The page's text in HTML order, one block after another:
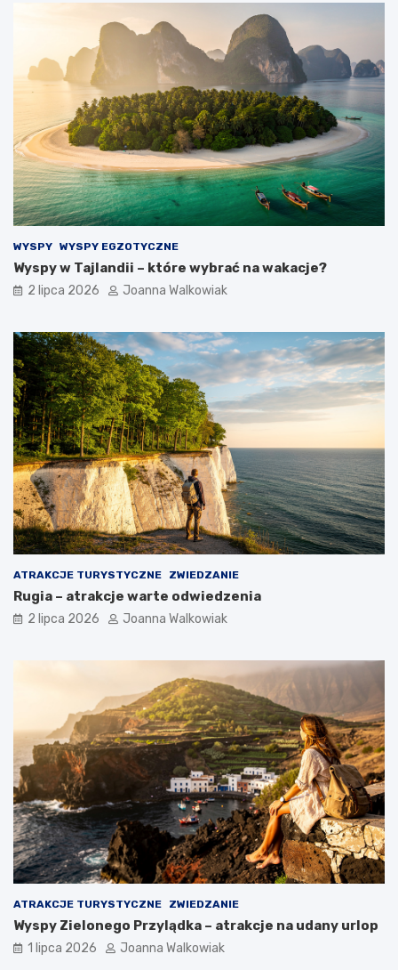
WYSPY WYSPY EGZOTYCZNE
Wyspy w Tajlandii – które wybrać na wakacje?
2 lipca 2026 Joanna Walkowiak
ATRAKCJE TURYSTYCZNE ZWIEDZANIE
Rugia – atrakcje warte odwiedzenia
2 lipca 2026 Joanna Walkowiak
ATRAKCJE TURYSTYCZNE ZWIEDZANIE
Wyspy Zielonego Przylądka – atrakcje na udany urlop
1 lipca 2026 Joanna Walkowiak